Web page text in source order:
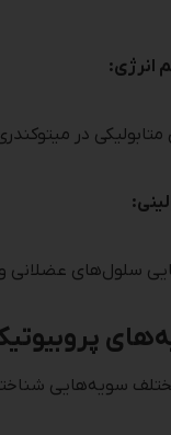
انرژی:
متابولیکی در
سلول‌های
سویه‌هایی شناخته